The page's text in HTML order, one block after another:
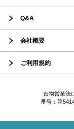
Q&A
会社概要
ご利用規約
古物営業
番号：第